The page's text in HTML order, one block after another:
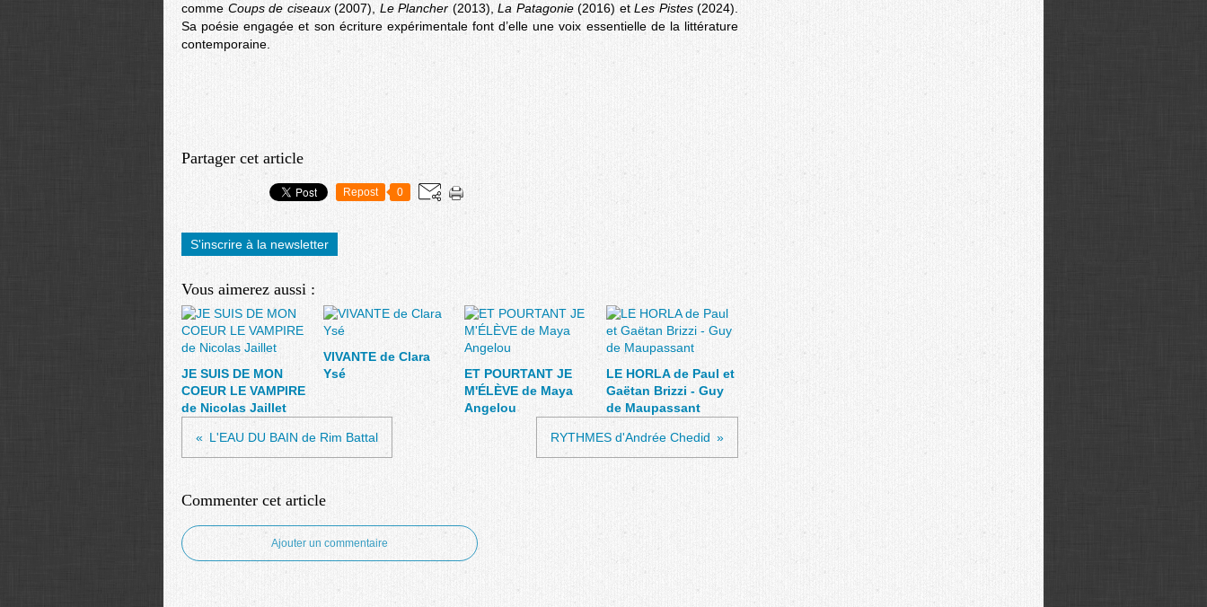
comme Coups de ciseaux(2007), Le Plancher (2013), La Patagonie(2016) et Les Pistes(2024).
Sa poésie engagée et son écriture expérimentale font d’elle une voix essentielle de la littérature
contemporaine.
Partager cet article
Repost 0
S'inscrire à la newsletter
Vous aimerez aussi :
JE SUIS DE MON
COEUR LE VAMPIRE
de Nicolas Jaillet
VIVANTE de Clara
Ysé
ET POURTANT JE
M'ÉLÈVE de Maya
Angelou
LE HORLA de Paul et
Gaëtan Brizzi - Guy
de Maupassant
L'EAU DU BAIN de Rim Battal RYTHMES d'Andrée Chedid
Commenter cet article
Ajouter un commentaire